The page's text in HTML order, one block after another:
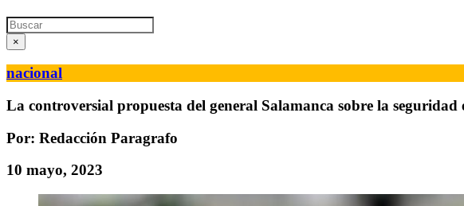
Search
×
nacional
La controversial propuesta del general Salamanca sobre la
Por: Redacción Paragrafo
10 mayo, 2023